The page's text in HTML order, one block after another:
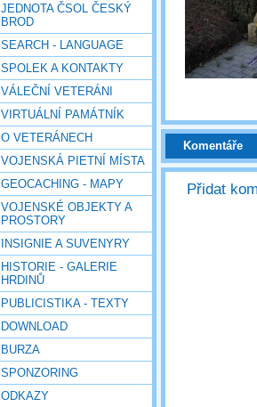
JEDNOTA ČSOL ČESKÝ
BROD
SEARCH - LANGUAGE
SPOLEK A KONTAKTY
VÁLEČNÍ VETERÁNI
VIRTUÁLNÍ PAMÁTNÍK
O VETERÁNECH
VOJENSKÁ PIETNÍ MÍSTA
GEOCACHING - MAPY
VOJENSKÉ OBJEKTY A
PROSTORY
INSIGNIE A SUVENYRY
HISTORIE - GALERIE
HRDINŮ
PUBLICISTIKA - TEXTY
DOWNLOAD
BURZA
SPONZORING
ODKAZY
Komentáře
Přidat